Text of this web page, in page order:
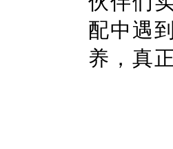
配中遇
养，真